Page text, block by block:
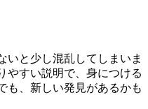
いと少し混乱してしまいま
やすい説明で、身につける
も、新しい発見があるかも